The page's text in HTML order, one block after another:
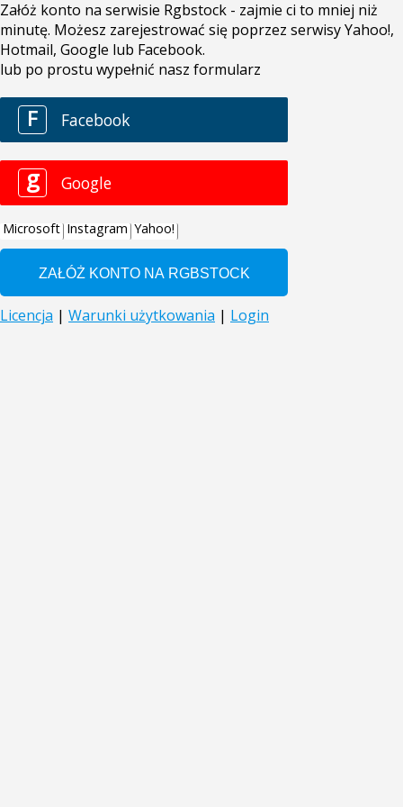
Załóż konto na serwisie Rgbstock - zajmie ci to mniej niż
minutę. Możesz zarejestrować się poprzez serwisy Yahoo!,
Hotmail, Google lub Facebook.
lub po prostu wypełnić nasz formularz
F Facebook
g Google
Microsoft Instagram Yahoo!
Licencja | Warunki użytkowania | Login